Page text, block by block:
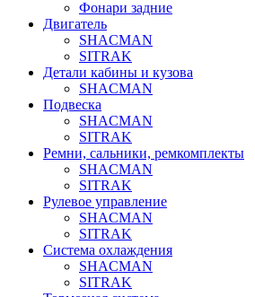
Фонари задние
Двигатель
SHACMAN
SITRAK
Детали кабины и кузова
SHACMAN
Подвеска
SHACMAN
SITRAK
Ремни, сальники, ремкомплекты
SHACMAN
SITRAK
Рулевое управление
SHACMAN
SITRAK
Система охлаждения
SHACMAN
SITRAK